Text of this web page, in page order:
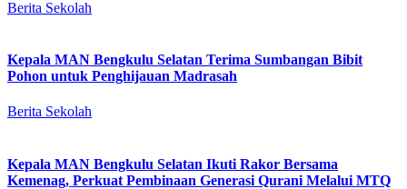
Berita Sekolah
Kepala MAN Bengkulu Selatan Terima Sumbangan Bibit
Pohon untuk Penghijauan Madrasah
Berita Sekolah
Kepala MAN Bengkulu Selatan Ikuti Rakor Bersama
Kemenag, Perkuat Pembinaan Generasi Qurani Melalui MTQ